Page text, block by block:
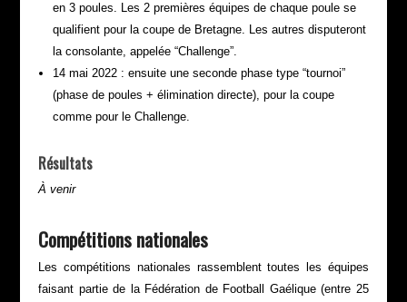
en 3 poules. Les 2 premières équipes de chaque poule se
qualifient pour la coupe de Bretagne. Les autres disputeront
la consolante, appelée “Challenge”.
14 mai 2022 : ensuite une seconde phase type “tournoi”
(phase de poules + élimination directe), pour la coupe
comme pour le Challenge.
Résultats
À venir
Compétitions nationales
Les compétitions nationales rassemblent toutes les équipes
faisant partie de la Fédération de Football Gaélique (entre 25